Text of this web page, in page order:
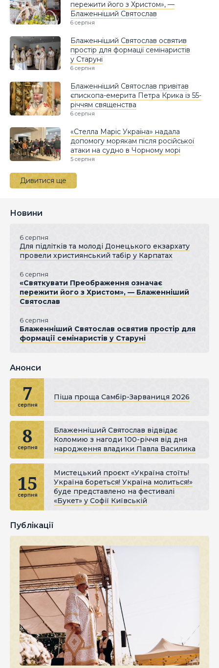
пережити його з Христом», —
Блаженніший Святослав
6 серпня
Блаженніший Святослав освятив
простір для формації семінаристів
у Старуні
6 серпня
Блаженніший Святослав привітав
єпископа-емерита Петра Крика із 55-
річчям священства
6 серпня
«Стелла Маріс Україна» надала
допомогу морякам після російської
атаки на судно в Чорному морі
5 серпня
Дивитися ще
Новини
6 серпня
Для підлітків та молоді Донецького екзархату
провели християнський табір у Карпатах
6 серпня
«Святкувати Преображення означає
пережити його з Христом», — Блаженніший
Святослав
6 серпня
Блаженніший Святослав освятив простір для
формації семінаристів у Старуні
Анонси
7
серпня
Піша проща Самбір-Зарваниця 2026
8
серпня
Блаженніший Святослав відвідає
Коломию з нагоди 100-річчя від дня
народження владики Павла Василика
15
серпня
Мистецький проєкт «Україна стоїть!
Україна бореться! Україна молиться!»
буде представлено на фестивалі
«Букет» у Софії Київській
Публікації